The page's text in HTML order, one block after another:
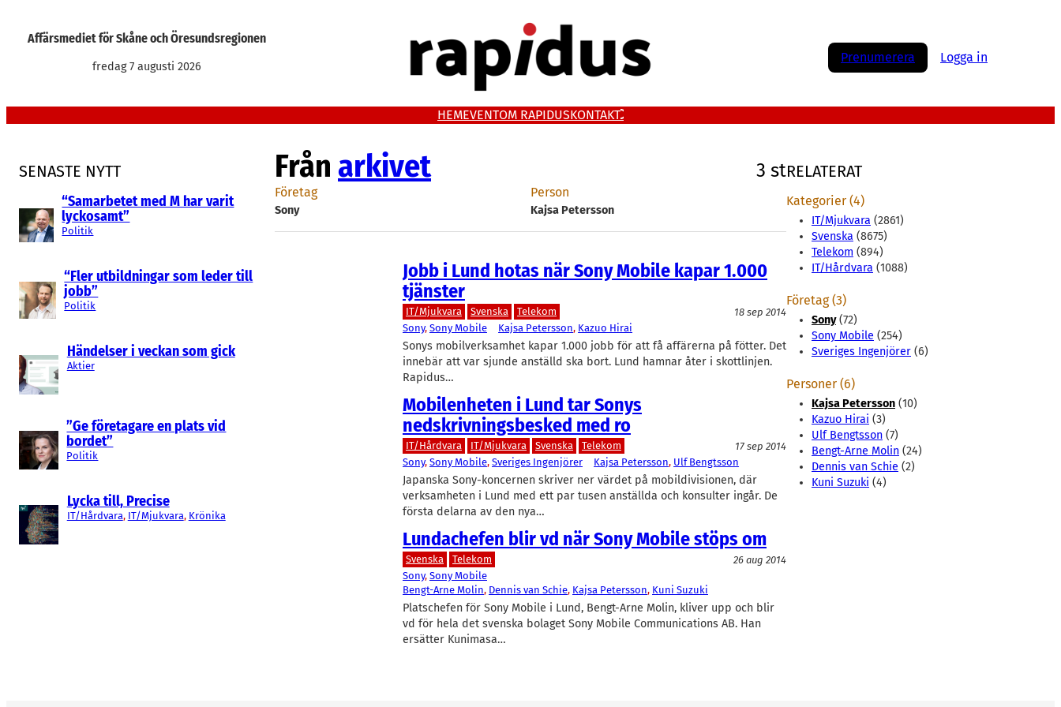
Affärsmediet för Skåne och Öresundsregionen
fredag 7 augusti 2026
Prenumerera Logga in
HEMEVENTOM RAPIDUSKONTAKT
SENASTE NYTT
“Samarbetet med M har varit
lyckosamt”
Politik
“Fler utbildningar som leder till
jobb”
Politik
Händelser i veckan som gick
Aktier
”Ge företagare en plats vid
bordet”
Politik
Lycka till, Precise
IT/Hårdvara, IT/Mjukvara, Krönika
Från arkivet 3 st
Företag
Sony
Person
Kajsa Petersson
Jobb i Lund hotas när Sony Mobile kapar 1.000
tjänster
IT/Mjukvara Svenska Telekom
18 sep 2014
Sony, Sony Mobile Kajsa Petersson, Kazuo Hirai
Sonys mobilverksamhet kapar 1.000 jobb för att få affärerna på fötter. Det
innebär att var sjunde anställd ska bort. Lund hamnar åter i skottlinjen.
Rapidus…
Mobilenheten i Lund tar Sonys
nedskrivningsbesked med ro
IT/Hårdvara IT/Mjukvara Svenska Telekom
17 sep 2014
Sony, Sony Mobile, Sveriges Ingenjörer Kajsa Petersson, Ulf Bengtsson
Japanska Sony-koncernen skriver ner värdet på mobildivisionen, där
verksamheten i Lund med ett par tusen anställda och konsulter ingår. De
första delarna av den nya…
Lundachefen blir vd när Sony Mobile stöps om
Svenska Telekom
26 aug 2014
Sony, Sony Mobile
Bengt-Arne Molin, Dennis van Schie, Kajsa Petersson, Kuni Suzuki
Platschefen för Sony Mobile i Lund, Bengt-Arne Molin, kliver upp och blir
vd för hela det svenska bolaget Sony Mobile Communications AB. Han
ersätter Kunimasa…
RELATERAT
Kategorier (4)
IT/Mjukvara (2861)
Svenska (8675)
Telekom (894)
IT/Hårdvara (1088)
Företag (3)
Sony(72)
Sony Mobile (254)
Sveriges Ingenjörer (6)
Personer (6)
Kajsa Petersson (10)
Kazuo Hirai (3)
Ulf Bengtsson (7)
Bengt-Arne Molin (24)
Dennis van Schie (2)
Kuni Suzuki (4)